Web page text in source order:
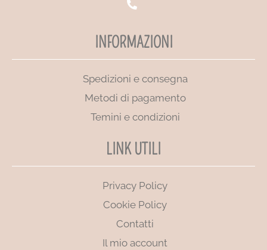
INFORMAZIONI
Spedizioni e consegna
Metodi di pagamento
Temini e condizioni
LINK UTILI
Privacy Policy
Cookie Policy
Contatti
Il mio account